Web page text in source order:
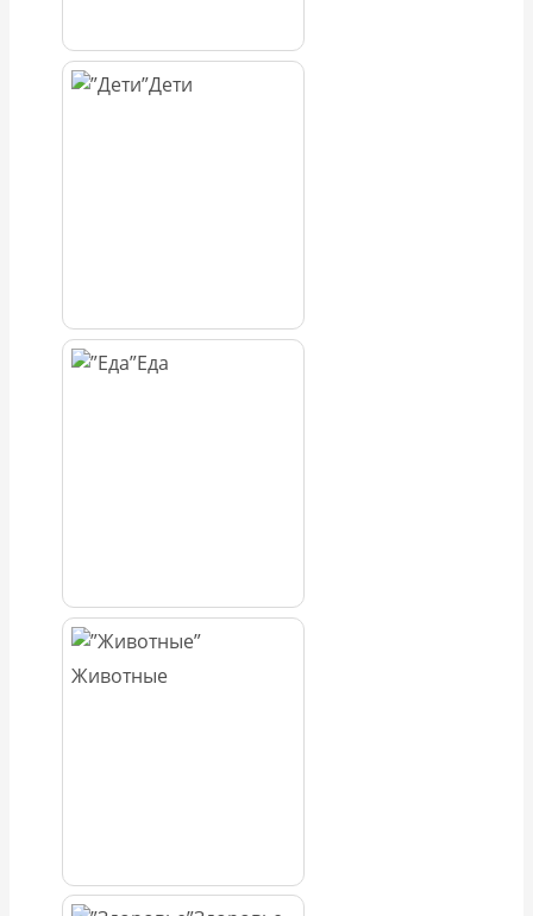
Дети
Еда
Животные